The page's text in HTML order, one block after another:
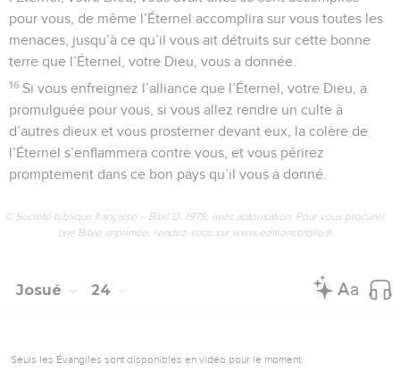
pour vous, de même l’Éternel accomplira sur vous toutes les
menaces, jusqu’à ce qu’il vous ait détruits sur cette bonne
terre que l’Éternel, votre Dieu, vous a donnée.
16 Si vous enfreignez l’alliance que l’Éternel, votre Dieu, a
promulguée pour vous, si vous allez rendre un culte à
d’autres dieux et vous prosterner devant eux, la colère de
l’Éternel s’enflammera contre vous, et vous périrez
promptement dans ce bon pays qu’il vous a donné.
© Société biblique française – Bibli’O, 1978, avec autorisation. Pour vous procurer
une Bible imprimée, rendez-vous sur www.editionsbiblio.fr
Josué 24
Seuls les Évangiles sont disponibles en vidéo pour le moment.